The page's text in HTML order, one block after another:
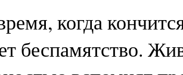
когда
беспамятство.